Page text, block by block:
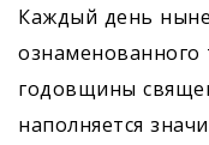
Каждый день
ознаменованного
годовщины
наполняется